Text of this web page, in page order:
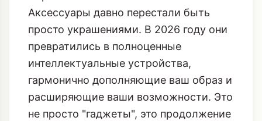
Аксессуары давно перестали быть
просто украшениями. В 2026 году они
превратились в полноценные
интеллектуальные устройства,
гармонично дополняющие ваш образ и
расширяющие ваши возможности. Это
не просто "гаджеты", это продолжение